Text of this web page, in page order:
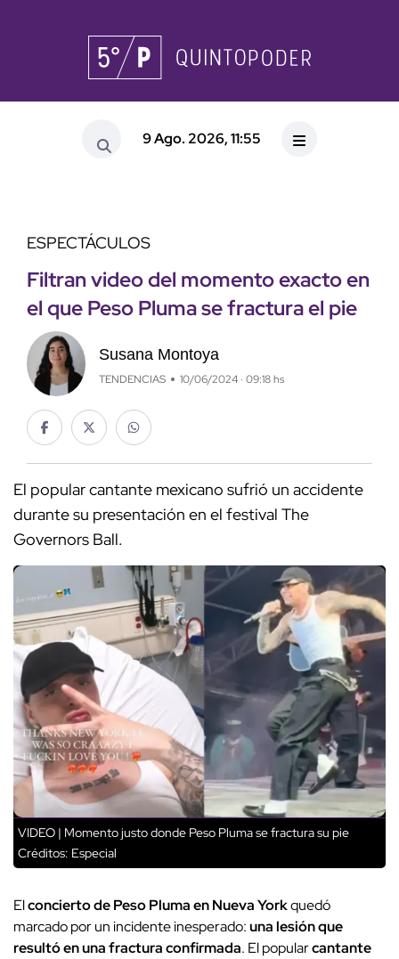
9 Ago. 2026, 11:55
ESPECTÁCULOS
Filtran video del momento exacto en
el que Peso Pluma se fractura el pie
Susana Montoya
TENDENCIAS 10/06/2024 · 09:18 hs
El popular cantante mexicano sufrió un accidente
durante su presentación en el festival The
Governors Ball.
VIDEO | Momento justo donde Peso Pluma se fractura su pie
Créditos: Especial
Elconcierto de Peso Pluma en Nueva Yorkquedó
marcado por un incidente inesperado:una lesión que
resultó en una fractura confirmada. El popularcantante